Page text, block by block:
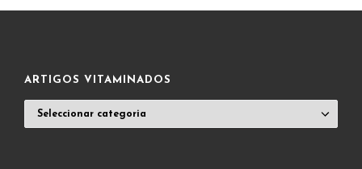
ARTIGOS VITAMINADOS
VITAMINADOS